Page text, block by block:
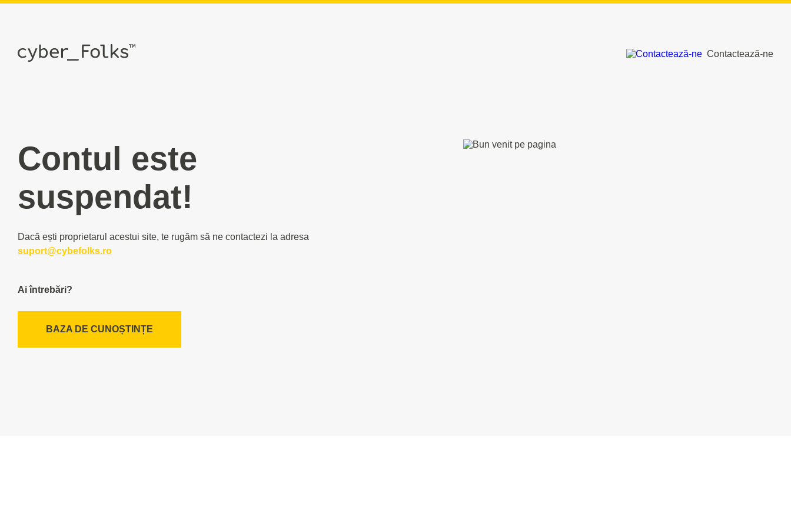
Contactează-ne
Contul este
suspendat!
Dacă ești proprietarul acestui site, te rugăm să ne contactezi la adresa
suport@cybefolks.ro
Ai întrebări?
BAZA DE CUNOȘTINȚE